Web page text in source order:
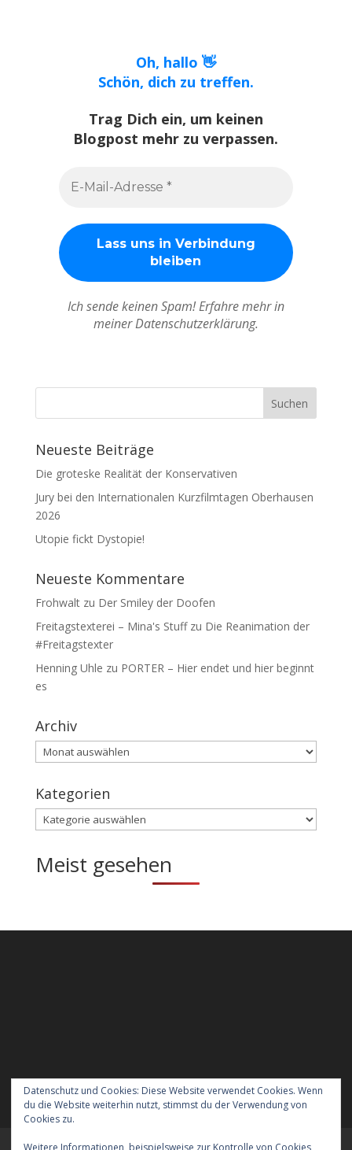
Oh, hallo 👋
Schön, dich zu treffen.
Trag Dich ein, um keinen
Blogpost mehr zu verpassen.
Ich sende keinen Spam! Erfahre mehr in
meiner Datenschutzerklärung.
Neueste Beiträge
Die groteske Realität der Konservativen
Jury bei den Internationalen Kurzfilmtagen Oberhausen
2026
Utopie fickt Dystopie!
Neueste Kommentare
Frohwaltzu Der Smiley der Doofen
Freitagstexterei – Mina's Stuffzu Die Reanimation der
#Freitagstexter
Henning Uhle zu PORTER – Hier endet und hier beginnt
es
Archiv
Archiv
Kategorien
Kategorien
Meist gesehen
Datenschutz und Cookies: Diese Website verwendet Cookies. Wenn
du die Website weiterhin nutzt, stimmst du der Verwendung von
Cookies zu.
Weitere Informationen, beispielsweise zur Kontrolle von Cookies,